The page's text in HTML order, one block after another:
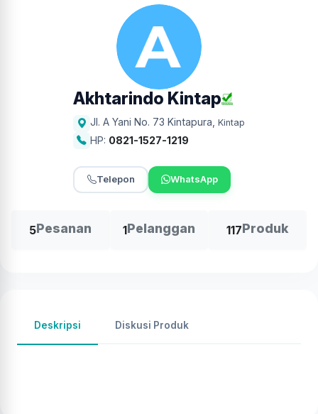
Akhtarindo Kintap
Jl. A Yani No. 73 Kintapura Kintap
HP: 0821-1527-1219
Telepon WhatsApp
5Pesanan 1Pelanggan 117Produk
Deskripsi Diskusi Produk